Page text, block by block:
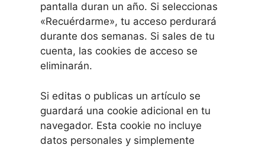
pantalla duran un año. Si seleccionas
«Recuérdarme», tu acceso perdurará
durante dos semanas. Si sales de tu
cuenta, las cookies de acceso se
eliminarán.
Si editas o publicas un artículo se
guardará una cookie adicional en tu
navegador. Esta cookie no incluye
datos personales y simplemente